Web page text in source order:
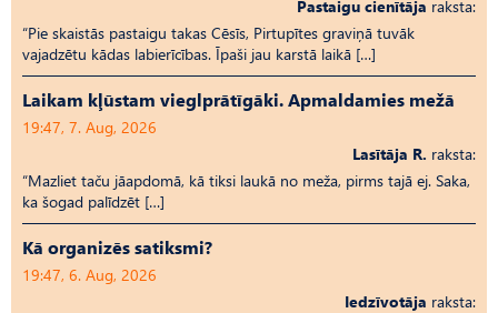
Pastaigu cienītāja raksta:
“Pie skaistās pastaigu takas Cēsīs, Pirtupītes graviņā tuvāk
vajadzētu kādas labierīcības. Īpaši jau karstā laikā […]
Laikam kļūstam vieglprātīgāki. Apmaldamies mežā
19:47, 7. Aug, 2026
Lasītāja R. raksta:
“Mazliet taču jāapdomā, kā tiksi laukā no meža, pirms tajā ej. Saka,
ka šogad palīdzēt […]
Kā organizēs satiksmi?
19:47, 6. Aug, 2026
Iedzīvotāja raksta: